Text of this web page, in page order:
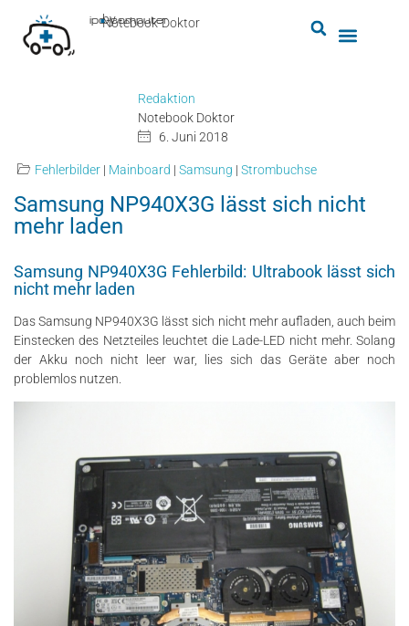
Notebook-Doktor
by
■
ipc-computer
Redaktion
Notebook Doktor
6. Juni 2018
Fehlerbilder| Mainboard | Samsung | Strombuchse
Samsung NP940X3G lässt sich nicht
mehr laden
Samsung NP940X3G Fehlerbild: Ultrabook lässt sich
nicht mehr laden
Das Samsung NP940X3G lässt sich nicht mehr aufladen, auch beim
Einstecken des Netzteiles leuchtet die Lade-LED nicht mehr. Solang
der Akku noch nicht leer war, lies sich das Geräte aber noch
problemlos nutzen.